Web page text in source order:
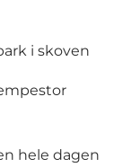
i skoven
hele dagen